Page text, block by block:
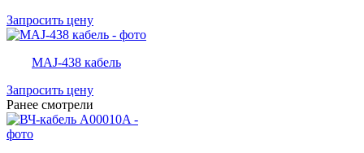
Запросить цену
MAJ-438 кабель
Запросить цену
Ранее смотрели